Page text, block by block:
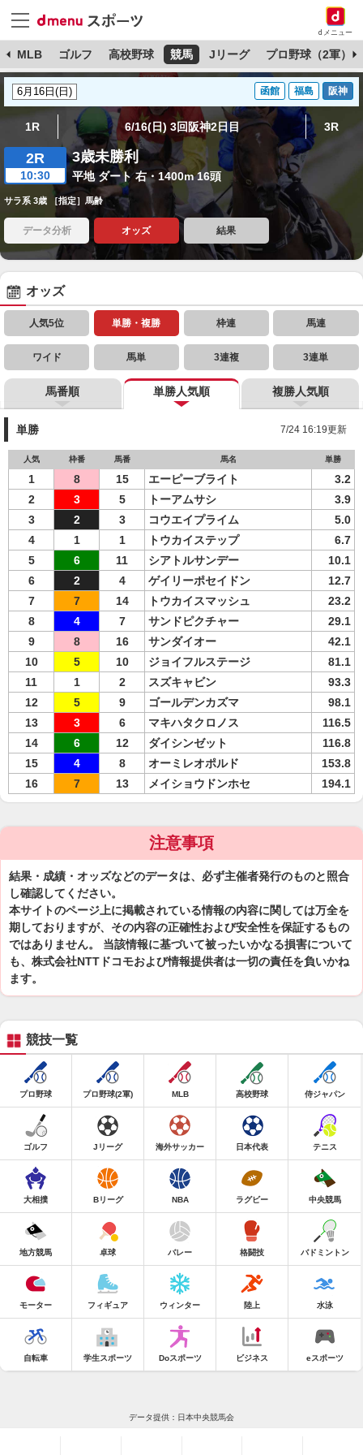
dメニュー
MLB ゴルフ 高校野球 競馬 Jリーグ プロ野球（2軍）
函館 福島 阪神
1R 6/16(日) 3回阪神2日目 3R
2R
10:30
3歳未勝利
平地 ダート 右・1400m 16頭
サラ系 3歳 ［指定］馬齢
データ分析 オッズ 結果
オッズ
人気5位 単勝・複勝 枠連 馬連
ワイド 馬単 3連複 3連単
馬番順 単勝人気順 複勝人気順
単勝 7/24 16:19更新
人気 枠番 馬番 馬名 単勝
1 8 15 エーピーブライト
3.2
2
3 5 トーアムサシ
3.9
3
2 3 コウエイプライム
5.0
4
1 1 トウカイステップ
6.7
5
6 11 シアトルサンデー
10.1
6
2 4 ゲイリーポセイドン
12.7
7
7 14 トウカイスマッシュ
23.2
8
4 7 サンドピクチャー
29.1
9
8 16 サンダイオー
42.1
10
5 10 ジョイフルステージ
81.1
11
1 2 スズキャビン
93.3
12
5 9 ゴールデンカズマ
98.1
13
3 6 マキハタクロノス
116.5
14
6 12 ダイシンゼット
116.8
15
4 8 オーミレオポルド
153.8
16
7 13 メイショウドンホセ 194.1
注意事項
結果・成績・オッズなどのデータは、必ず主催者発行のものと照合
し確認してください。
本サイトのページ上に掲載されている情報の内容に関しては万全を
期しておりますが、その内容の正確性および安全性を保証するもの
ではありません。 当該情報に基づいて被ったいかなる損害について
も、株式会社NTTドコモおよび情報提供者は一切の責任を負いかね
ます。
競技一覧
プロ野球 プロ野球(2軍) MLB 高校野球 侍ジャパン
ゴルフ Jリーグ 海外サッカー 日本代表 テニス
大相撲 Bリーグ NBA ラグビー 中央競馬
地方競馬 卓球 バレー 格闘技 バドミントン
モーター フィギュア ウィンター 陸上 水泳
自転車 学生スポーツ Doスポーツ ビジネス eスポーツ
データ提供：日本中央競馬会